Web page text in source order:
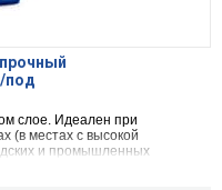
под
слое. Идеален при
(в местах с высокой
и промышленных